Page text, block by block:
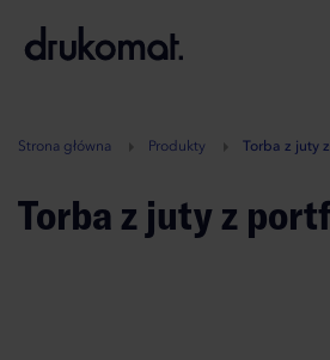
A
Strona główna Produkty Torba z juty
Torba z juty z